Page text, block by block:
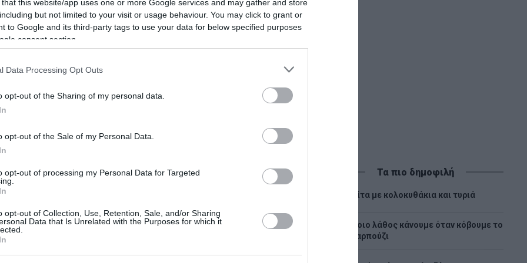
that this website/app uses one or more Google services and may gather and store
but not limited to your visit or usage behaviour. You may click to grant or
to Google and its third-party tags to use your data for below specified purposes
consent section.
Data Processing Opt Outs
opt-out of the Sharing of my personal data.
opt-out of the Sale of my Personal Data.
opt-out of processing my Personal Data for Targeted
opt-out of Collection, Use, Retention, Sale, and/or Sharing
Data that Is Unrelated with the Purposes for which it
και δέχθηκε νέο μπρέικ, παρά την συγκινητική εμφάνιση του
το Game 5»
Lykavitos.gr στο Google News
όλες τις ειδήσεις
Τα πιο δημοφιλή
Πίτα με κολοκυθάκια και τυριά
Ποιο λάθος κάνουμε όταν κόβουμε το
καρπούζι